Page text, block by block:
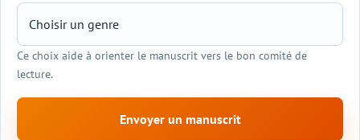
Ce choix aide à orienter le manuscrit vers le bon comité de
lecture.
Envoyer un manuscrit